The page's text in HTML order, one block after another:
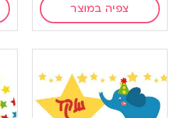
צפיה במוצר